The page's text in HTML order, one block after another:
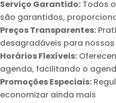
Serviço Garantido: Todos
são garantidos,
Preços Transparentes:
desagradáveis para
Horários Flexíveis:
agenda, facilitando o
Promoções Especiais:
economizar ainda mais